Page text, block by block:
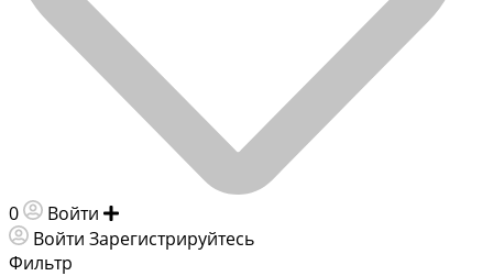
0 Войти
Войти Зарегистрируйтесь
Фильтр